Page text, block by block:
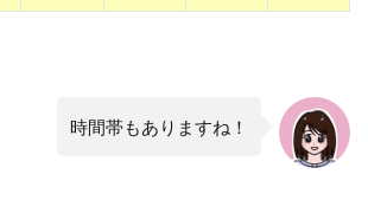
時間帯もありますね！